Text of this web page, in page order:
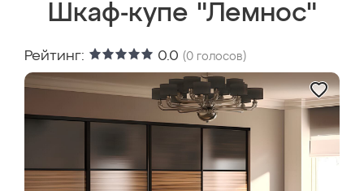
Шкаф-купе "Лемнос"
Рейтинг: 0.0 (0 голосов)